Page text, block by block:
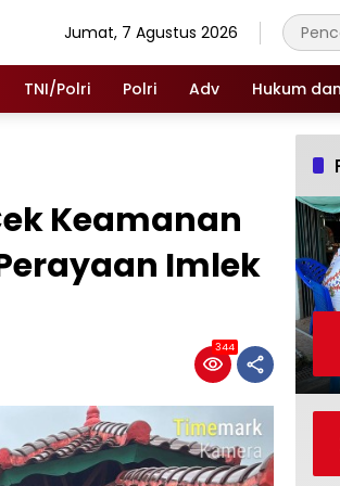
Jumat, 7 Agustus 2026
TNI/Polri Polri Adv Hukum
Keamanan
Imlek
344